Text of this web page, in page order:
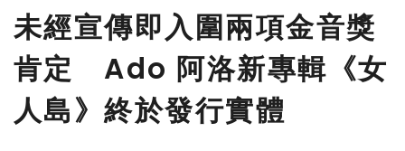
未經宣傳即入圍兩項金音獎
肯定 Ado 阿洛新專輯《女
人島》終於發行實體